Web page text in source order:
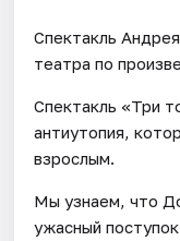
Спектакль
театра по
Спектакль «Три
антиутопия,
взрослым.
Мы узнаем, что
ужасный